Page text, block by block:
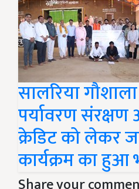
सालरिया
पर्यावरण संरक्षण
क्रेडिट को लेकर
कार्यक्रम का